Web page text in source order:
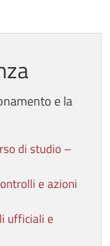
e la
di studio –
e azioni
ufficiali e